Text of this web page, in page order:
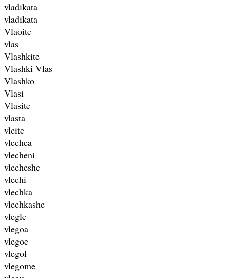
vladikata
vladikata
Vlaoite
vlas
Vlashkite
Vlashki Vlas
Vlashko
Vlasi
Vlasite
vlasta
vlcite
vlechea
vlecheni
vlecheshe
vlechi
vlechka
vlechkashe
vlegle
vlegoa
vlegoe
vlegol
vlegome